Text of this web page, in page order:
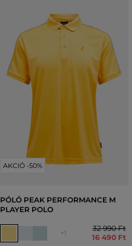
AKCIÓ -50%
PÓLÓ PEAK PERFORMANCE M
PLAYER POLO
+1
32 990 Ft
16 490 Ft